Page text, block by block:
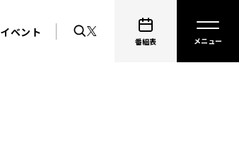
イベント
番組表